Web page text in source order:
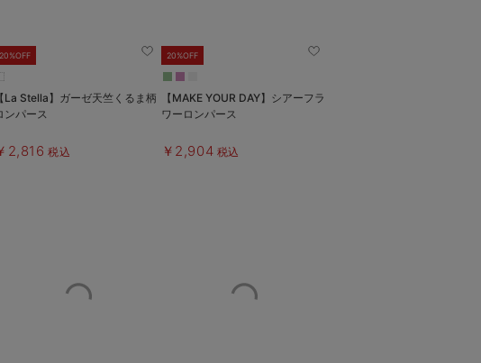
20%OFF
【La Stella】ガーゼ天竺くるま柄
ンパース
2,816 税込
20%OFF
【MAKE YOUR DAY】シアーフラ
ワーロンパース
￥2,904 税込